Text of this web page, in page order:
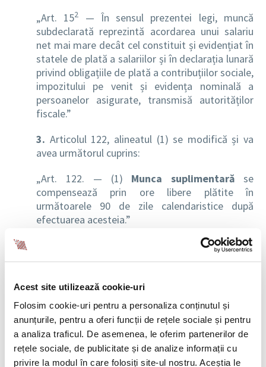
Acest site utilizează cookie-uri
Folosim cookie-uri pentru a personaliza conținutul și
anunțurile, pentru a oferi funcții de rețele sociale și pentru
a analiza traficul. De asemenea, le oferim partenerilor de
rețele sociale, de publicitate și de analize informații cu
privire la modul în care folosiți site-ul nostru. Aceștia le
„Art. 152
— În sensul prezentei legi, muncă
subdeclarată reprezintă acordarea unui salariu
net mai mare decât cel constituit și evidențiat în
statele de plată a salariilor și în declarația lunară
privind obligațiile de plată a contribuțiilor sociale,
impozitului pe venit și evidența nominală a
persoanelor asigurate, transmisă autorităților
fiscale.”
3. Articolul 122, alineatul (1) se modifică și va
avea următorul cuprins:
„Art. 122. — (1) Munca suplimentară se
compensează prin ore libere plătite în
următoarele 90 de zile calendaristice după
efectuarea acesteia.”
Angajatorii care nu achită la timp salariile și
depășesc termenul stabilit cu mai mult de o lună
lei până la 10.000 de lei pentru fiecare salariat
care nu și-a primit remunerația. Sunt exceptați
angajatorii care află sub incidența Legii nr.
85/2014 privind procedurile de prevenire a
insolvenței și de insolvență.